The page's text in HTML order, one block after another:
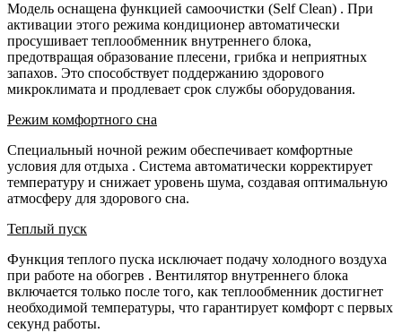
Модель оснащена функцией самоочистки (Self Clean) . При
активации этого режима кондиционер автоматически
просушивает теплообменник внутреннего блока,
предотвращая образование плесени, грибка и неприятных
запахов. Это способствует поддержанию здорового
микроклимата и продлевает срок службы оборудования.
Режим комфортного сна
Специальный ночной режим обеспечивает комфортные
условия для отдыха . Система автоматически корректирует
температуру и снижает уровень шума, создавая оптимальную
атмосферу для здорового сна.
Теплый пуск
Функция теплого пуска исключает подачу холодного воздуха
при работе на обогрев . Вентилятор внутреннего блока
включается только после того, как теплообменник достигнет
необходимой температуры, что гарантирует комфорт с первых
секунд работы.